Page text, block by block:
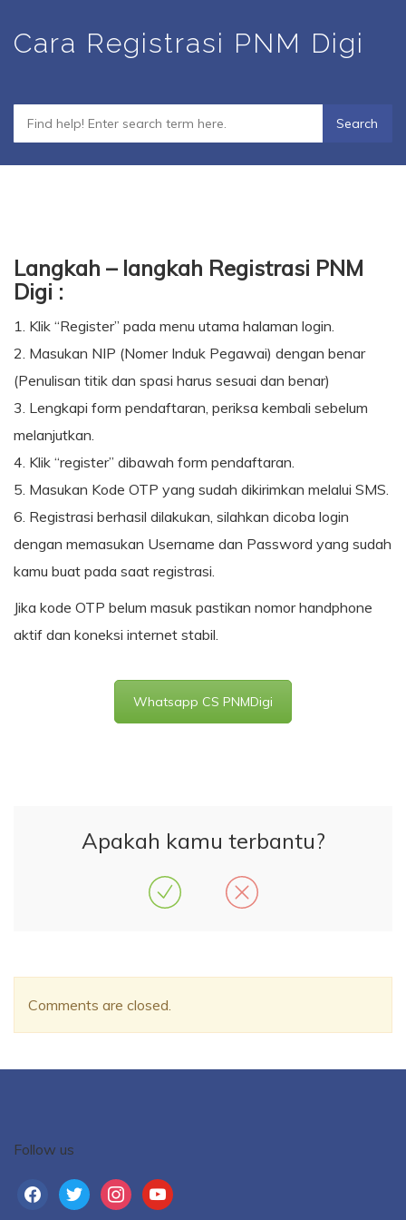
Cara Registrasi PNM Digi
Langkah – langkah Registrasi PNM
Digi :
1. Klik “Register” pada menu utama halaman login.
2. Masukan NIP (Nomer Induk Pegawai) dengan benar
(Penulisan titik dan spasi harus sesuai dan benar)
3. Lengkapi form pendaftaran, periksa kembali sebelum
melanjutkan.
4. Klik “register” dibawah form pendaftaran.
5. Masukan Kode OTP yang sudah dikirimkan melalui SMS.
6. Registrasi berhasil dilakukan, silahkan dicoba login
dengan memasukan Username dan Password yang sudah
kamu buat pada saat registrasi.
Jika kode OTP belum masuk pastikan nomor handphone
aktif dan koneksi internet stabil.
Whatsapp CS PNMDigi
Apakah kamu terbantu?
Comments are closed.
Follow us
facebooktwitter instagramyoutube